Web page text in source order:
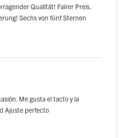
Qualität! Fairer Preis.
Sechs von fünf Sternen
Me gusta el tacto y la
Ajuste perfecto